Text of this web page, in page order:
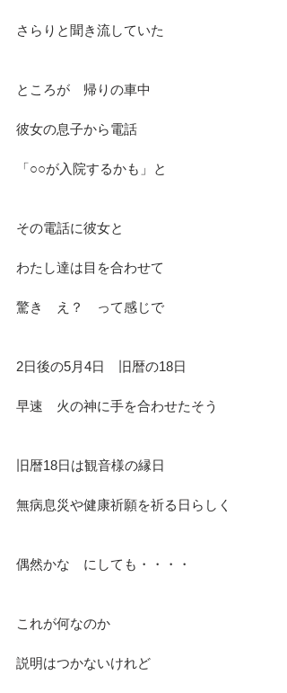
さらりと聞き流していた
ところが　帰りの車中
彼女の息子から電話
「○○が入院するかも」と
その電話に彼女と
わたし達は目を合わせて
驚き　え？　って感じで
2日後の5月4日　旧暦の18日
早速　火の神に手を合わせたそう
旧暦18日は観音様の縁日
無病息災や健康祈願を祈る日らしく
偶然かな　にしても・・・・
これが何なのか
説明はつかないけれど